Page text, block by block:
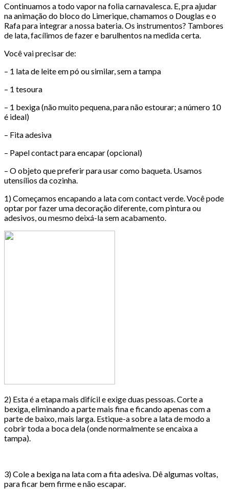
Continuamos a todo vapor na folia carnavalesca. E, pra ajudar
na animação do bloco do Limerique, chamamos o Douglas e o
Rafa para integrar a nossa bateria. Os instrumentos? Tambores
de lata, facílimos de fazer e barulhentos na medida certa.
Você vai precisar de:
– 1 lata de leite em pó ou similar, sem a tampa
– 1 tesoura
– 1 bexiga (não muito pequena, para não estourar; a número 10
é ideal)
– Fita adesiva
– Papel contact para encapar (opcional)
– O objeto que preferir para usar como baqueta. Usamos
utensílios da cozinha.
1) Começamos encapando a lata com contact verde. Você pode
optar por fazer uma decoração diferente, com pintura ou
adesivos, ou mesmo deixá-la sem acabamento.
2) Esta é a etapa mais difícil e exige duas pessoas. Corte a
bexiga, eliminando a parte mais fina e ficando apenas com a
parte de baixo, mais larga. Estique-a sobre a lata de modo a
cobrir toda a boca dela (onde normalmente se encaixa a
tampa).
3) Cole a bexiga na lata com a fita adesiva. Dê algumas voltas,
para ficar bem firme e não escapar.